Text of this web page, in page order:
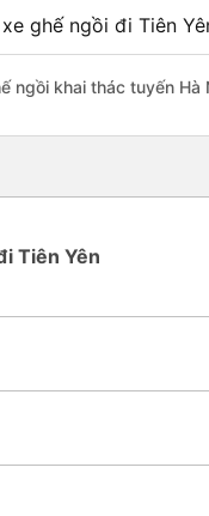
ghế ngồi đi Tiên
ngồi khai thác tuyến Hà
Tiên Yên